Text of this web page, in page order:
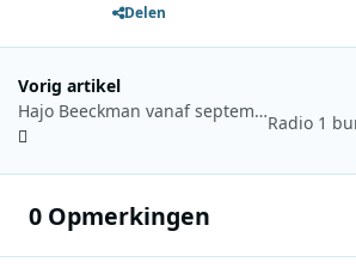
Delen
Vorig artikel
Hajo Beeckman vanaf september VRT-verkeersanker
0 Opmerkingen